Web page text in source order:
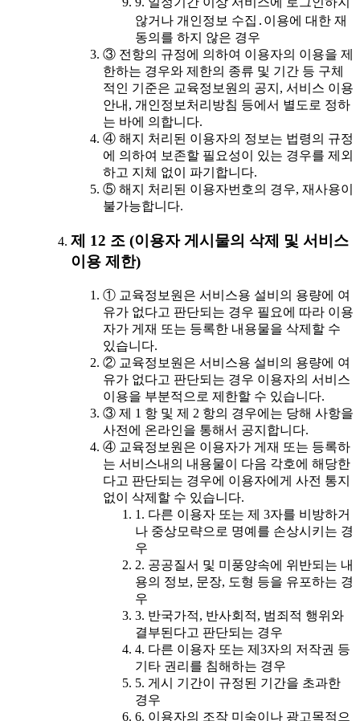
않거나 개인정보 수집․이용에 대한 재
동의를 하지 않은 경우
③ 전항의 규정에 의하여 이용자의 이용을 제
한하는 경우와 제한의 종류 및 기간 등 구체
적인 기준은 교육정보원의 공지, 서비스 이용
안내, 개인정보처리방침 등에서 별도로 정하
는 바에 의합니다.
④ 해지 처리된 이용자의 정보는 법령의 규정
에 의하여 보존할 필요성이 있는 경우를 제외
하고 지체 없이 파기합니다.
⑤ 해지 처리된 이용자번호의 경우, 재사용이
불가능합니다.
제 12 조 (이용자 게시물의 삭제 및 서비스
이용 제한)
① 교육정보원은 서비스용 설비의 용량에 여
유가 없다고 판단되는 경우 필요에 따라 이용
자가 게재 또는 등록한 내용물을 삭제할 수
있습니다.
② 교육정보원은 서비스용 설비의 용량에 여
유가 없다고 판단되는 경우 이용자의 서비스
이용을 부분적으로 제한할 수 있습니다.
③ 제 1 항 및 제 2 항의 경우에는 당해 사항을
사전에 온라인을 통해서 공지합니다.
④ 교육정보원은 이용자가 게재 또는 등록하
는 서비스내의 내용물이 다음 각호에 해당한
다고 판단되는 경우에 이용자에게 사전 통지
없이 삭제할 수 있습니다.
1. 다른 이용자 또는 제 3자를 비방하거
나 중상모략으로 명예를 손상시키는 경
우
2. 공공질서 및 미풍양속에 위반되는 내
용의 정보, 문장, 도형 등을 유포하는 경
우
3. 반국가적, 반사회적, 범죄적 행위와
결부된다고 판단되는 경우
4. 다른 이용자 또는 제3자의 저작권 등
기타 권리를 침해하는 경우
5. 게시 기간이 규정된 기간을 초과한
경우
6. 이용자의 조작 미숙이나 광고목적으